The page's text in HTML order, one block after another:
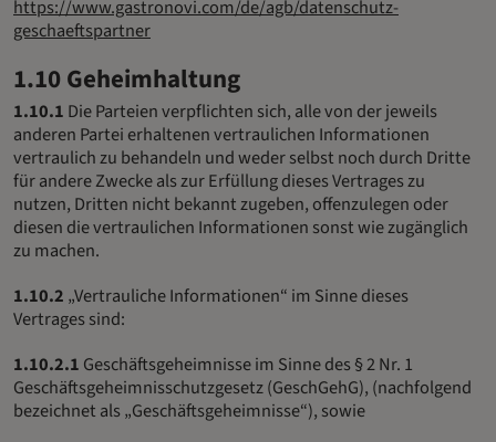
https://www.gastronovi.com/de/agb/datenschutz-
geschaeftspartner
1.10 Geheimhaltung
1.10.1 Die Parteien verpflichten sich, alle von der jeweils
anderen Partei erhaltenen vertraulichen Informationen
vertraulich zu behandeln und weder selbst noch durch Dritte
für andere Zwecke als zur Erfüllung dieses Vertrages zu
nutzen, Dritten nicht bekannt zugeben, offenzulegen oder
diesen die vertraulichen Informationen sonst wie zugänglich
zu machen.
1.10.2 „Vertrauliche Informationen“ im Sinne dieses
Vertrages sind:
1.10.2.1 Geschäftsgeheimnisse im Sinne des § 2 Nr. 1
Geschäftsgeheimnisschutzgesetz (GeschGehG), (nachfolgend
bezeichnet als „Geschäftsgeheimnisse“), sowie